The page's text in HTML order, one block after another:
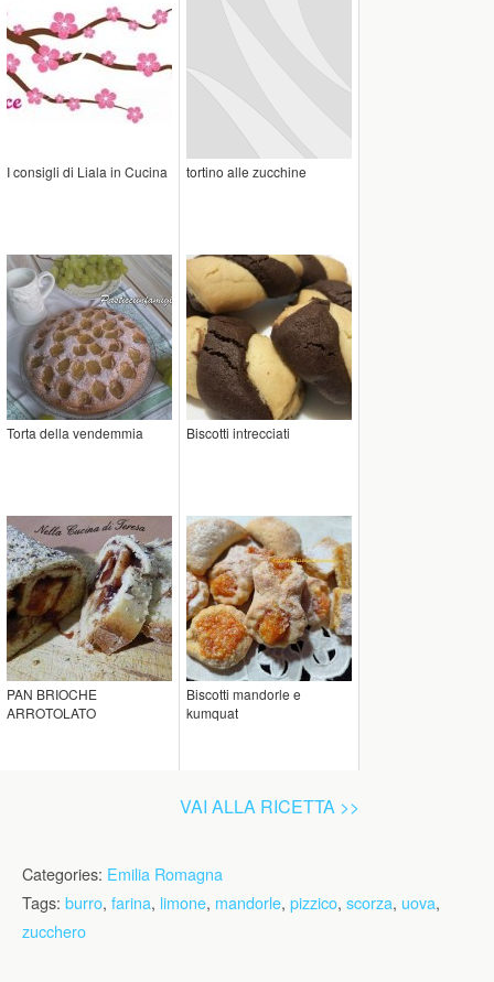
I consigli di Liala in Cucina tortino alle zucchine
Torta della vendemmia Biscotti intrecciati
PAN BRIOCHE
ARROTOLATO
Biscotti mandorle e
kumquat
VAI ALLA RICETTA >>
Categories: Emilia Romagna
Tags: burro, farina, limone, mandorle, pizzico, scorza, uova,
zucchero